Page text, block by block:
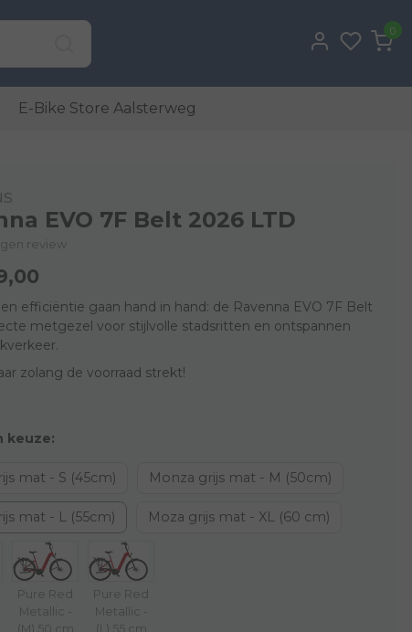
0
E-Bike Store Aalsterweg
EVO 7F Belt 2026 LTD
review
efficiëntie gaan hand in hand: de Ravenna EVO 7F Belt
metgezel voor stijlvolle stadsritten en ontspannen
zolang de voorraad strekt!
keuze:
mat - S (45cm) Monza grijs mat - M (50cm)
mat - L (55cm) Moza grijs mat - XL (60 cm)
Pure Red
Metallic -
(M) 50 cm
Pure Red
Metallic -
(L) 55 cm